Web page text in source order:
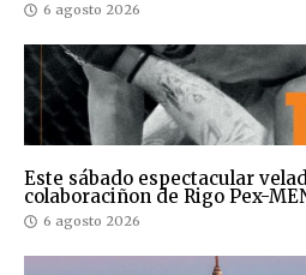
6 agosto 2026
Este sábado espectacular
colaboraciñon de Rigo Pex-
6 agosto 2026